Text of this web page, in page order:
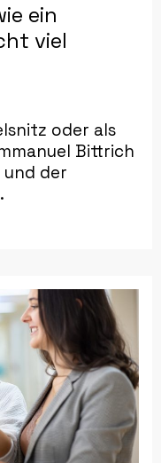
ein
viel
oder als
Bittrich
der